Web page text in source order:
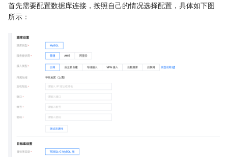
首先需要配置数据库连接，按照自己的情况选择配置，具体如下图
所示：